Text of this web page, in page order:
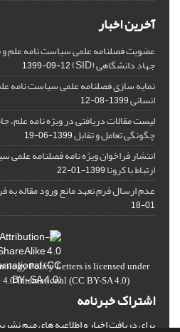
آخرین اخبار
عضویت فصلنامه علمی سیاست نامه علم و
جهاد دانشگاهی (SID) 1399-09-12
نمایه سازی فصلنامه علمی سیاست نامه
انسانی1399-08-12
لیست مقالات دریافتی در ویژه نامه علم،
چگونگی تعامل و تقابل1399-06-19
انتشار فراخوان ویژه‏ نامه فصلنامه علمی
ارتباط با کرونا1399-01-22
عدم ارسال فرم تعهد مانع ورود مقاله به
01-18
Policy Letters is licensed under
International (CC BY-SA 4.0)
اشتراک خبرنامه
برای دریافت اخبار و اطلاعیه های مهم